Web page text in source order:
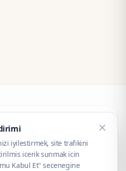
Tüm hakları saklıdır.
iyilestirmek, site trafikini
icerik sunmak icin
Kabul Et" secenegine